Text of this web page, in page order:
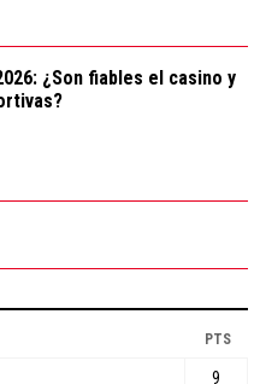
¿Son fiables el casino y